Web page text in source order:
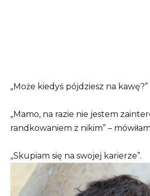
„Może kiedyś pójdziesz na kawę?”
„Mamo, na razie nie jestem
randkowaniem z nikim” –
„Skupiam się na swojej karierze”.